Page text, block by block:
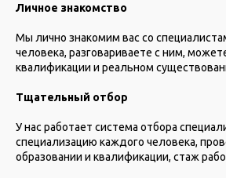
Личное знакомство
Мы лично знакомим вас со
человека, разговариваете с ним,
квалификации и реальном
Тщательный отбор
У нас работает система отбора
специализацию каждого человека,
образовании и квалификации, стаж